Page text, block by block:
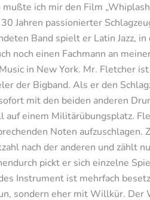
ich mir den Film
Jahren passionierter
Band spielt er Latin Jazz,
noch einen Fachmann an
in New York. Mr. Fletcher
der Bigband. Als er den
mit den beiden anderen
einem Militärübungsplatz.
Noten aufzuschlagen.
nach der anderen und zählt
pickt er sich einzelne
Instrument ist mehrfach
sondern eher mit Willkür. Der